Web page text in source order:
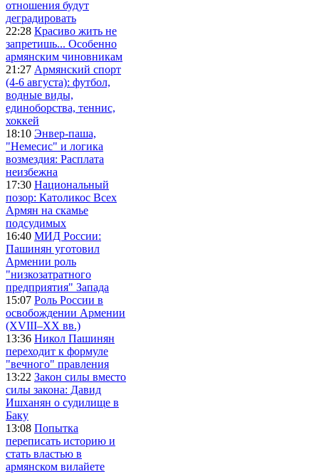
отношения будут
деградировать
22:28 Красиво жить не
запретишь... Особенно
армянским чиновникам
21:27 Армянский спорт
(4-6 августа): футбол,
водные виды,
единоборства, теннис,
хоккей
18:10 Энвер-паша,
"Немесис" и логика
возмездия: Расплата
неизбежна
17:30 Национальный
позор: Католикос Всех
Армян на скамье
подсудимых
16:40 МИД России:
Пашинян уготовил
Армении роль
"низкозатратного
предприятия" Запада
15:07 Роль России в
освобождении Армении
(XVIII–XX вв.)
13:36 Никол Пашинян
переходит к формуле
"вечного" правления
13:22 Закон силы вместо
силы закона: Давид
Ишханян о судилище в
Баку
13:08 Попытка
переписать историю и
стать властью в
армянском вилайете